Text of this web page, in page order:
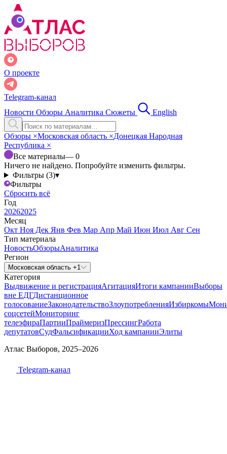
О проекте
Telegram-канал
Новости Обзоры Аналитика Сюжеты English
Обзоры ×Московская область ×Донецкая Народная
Республика ×
Все материалы— 0
Ничего не найдено. Попробуйте изменить фильтры.
Фильтры (3)▾
Фильтры
Сбросить всё
Год
20262025
Месяц
Окт Ноя Дек Янв Фев Мар Апр Май Июн Июл Авг Сен
Тип материала
НовостьОбзорыАналитика
Регион
Московская область +1
Категория
Выдвижение и регистрацияАгитацияИтоги кампанииВыборы
вне ЕДГДистанционное
голосованиеЗаконодательствоЗлоупотребленияИзбиркомы
соцсетейМониторинг
телеэфираПартииПраймеризПрессингРабота
депутатовСудФальсификацииХод кампанииЭлиты
Атлас Выборов, 2025–2026
Telegram-канал